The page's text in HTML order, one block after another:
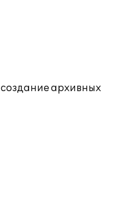
архивных